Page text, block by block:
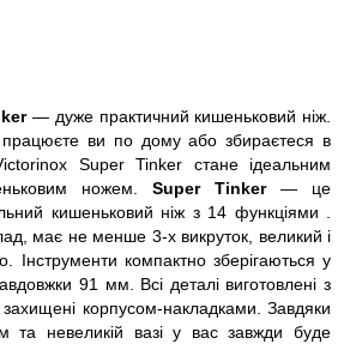
— дуже практичний кишеньковий ніж.
працюєте ви по дому або збираєтеся в
Super Tinker стане ідеальним
ножем. Super Tinker— це
кишеньковий ніж з 14 функціями .
має не менше 3-х викруток, великий і
Інструменти компактно зберігаються у
91 мм. Всі деталі виготовлені з
захищені корпусом-накладками. Завдяки
та невеликій вазі у вас завжди буде